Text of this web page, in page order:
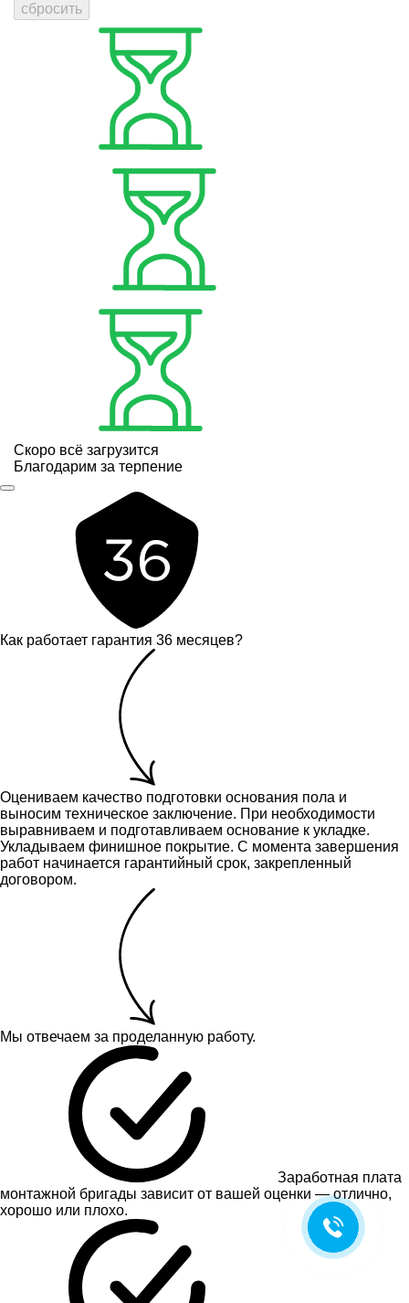
сбросить
Скоро всё загрузится
Благодарим за терпение
Как работает гарантия 36 месяцев?
Оцениваем качество подготовки основания пола и
выносим техническое заключение. При необходимости
выравниваем и подготавливаем основание к укладке.
Укладываем финишное покрытие. С момента завершения
работ начинается гарантийный срок, закрепленный
договором.
Мы отвечаем за проделанную работу.
Заработная плата
монтажной бригады зависит от вашей оценки — отлично,
хорошо или плохо.